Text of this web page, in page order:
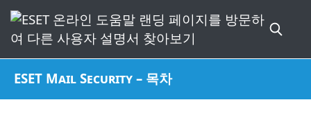
ESET Mail Security – 목차